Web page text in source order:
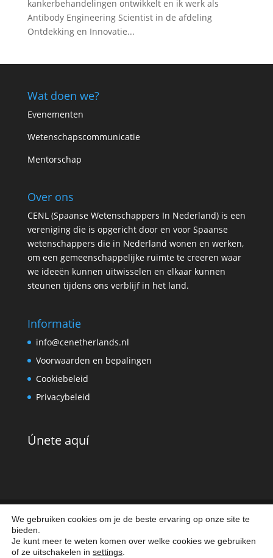
kankerbehandelingen ontwikkelt en ik werk als
Antibody Engineering Scientist in de afdeling
Ontdekking en Innovatie...
Wat doen we?
Evenementen
Wetenschapscommunicatie
Mentorschap
Over ons
CENL (Spaanse Wetenschappers In Nederland) is een
vereniging die is opgericht door en voor Spaanse
wetenschappers die in Nederland wonen en werken,
om een gemeenschappelijke ruimte te creeren waar
we ideeën kunnen uitwisselen en elkaar kunnen
steunen tijdens ons verblijf in het land.
Informatie
info@cenetherlands.nl
Voorwaarden en bepalingen
Cookiebeleid
Privacybeleid
Únete aquí
Aviso legal Política de cookies
Política de
privacidad
We gebruiken cookies om je de beste ervaring op onze site te
bieden.
Je kunt meer te weten komen over welke cookies we gebruiken
of ze uitschakelen in settings